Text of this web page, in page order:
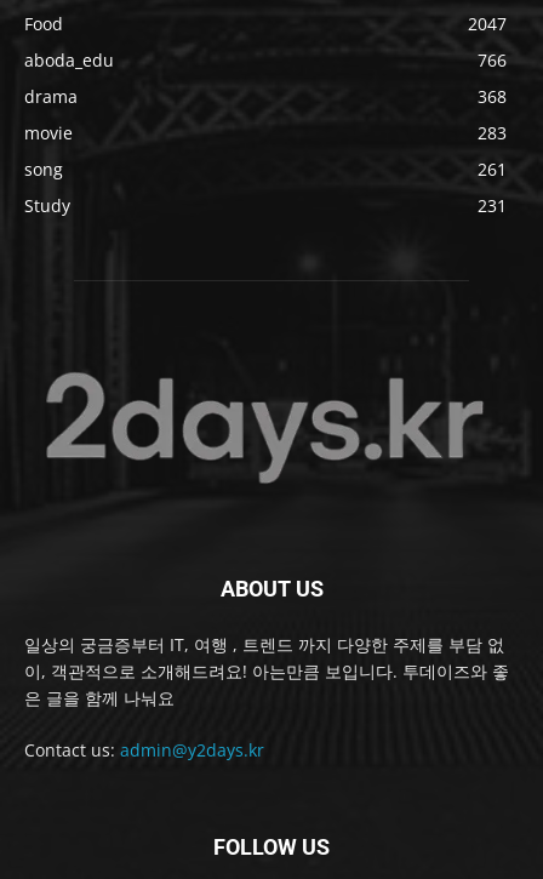
Food
2047
aboda_edu
766
drama
368
movie
283
song
261
Study
231
ABOUT US
일상의 궁금증부터 IT, 여행 , 트렌드 까지 다양한 주제를 부담 없
이, 객관적으로 소개해드려요! 아는만큼 보입니다. 투데이즈와 좋
은 글을 함께 나눠요
Contact us: admin@y2days.kr
FOLLOW US